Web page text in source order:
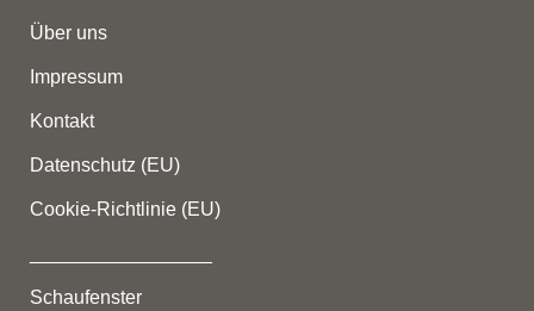
Über uns
Impressum
Kontakt
Datenschutz (EU)
Cookie-Richtlinie (EU)
Schaufenster